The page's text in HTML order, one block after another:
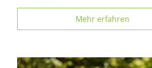
Mehr erfahren